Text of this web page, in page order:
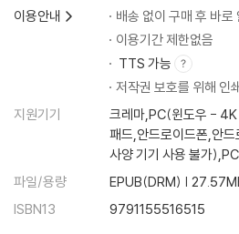
이용안내
배송 없이 구매 후 바로
이용기간 제한없음
TTS 가능
저작권 보호를 위해 인
지원기기
크레마,PC(윈도우 - 4K
패드,안드로이드폰,안
사양 기기 사용 불가
파일/용량
EPUB(DRM) |
ISBN13
9791155516515